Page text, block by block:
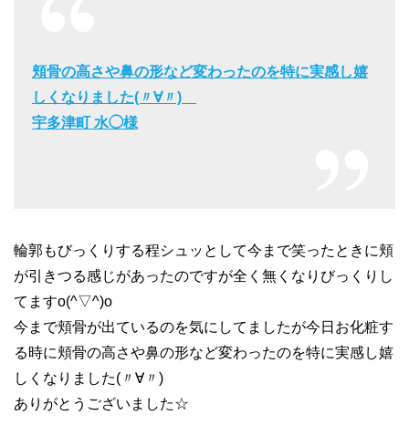
頬骨の高さや鼻の形など変わったのを特に実感し嬉
しくなりました(〃∀〃)ゞ
宇多津町 水◯様
輪郭もびっくりする程シュッとして今まで笑ったときに頬
が引きつる感じがあったのですが全く無くなりびっくりし
てますo(^▽^)o
今まで頬骨が出ているのを気にしてましたが今日お化粧す
る時に頬骨の高さや鼻の形など変わったのを特に実感し嬉
しくなりました(〃∀〃)ゞ
ありがとうございました☆